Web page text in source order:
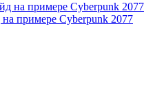
примере Cyberpunk 2077